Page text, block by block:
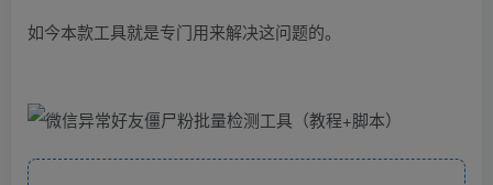
如今本款工具就是专门用来解决这问题的。